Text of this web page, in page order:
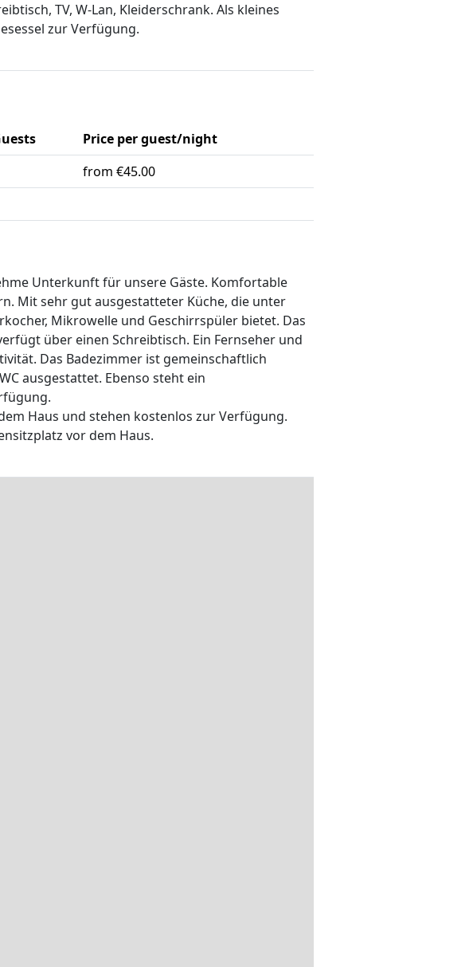
TV, W-Lan, Kleiderschrank. Als kleines
zur Verfügung.
Price per guest/night
from €45.00
Unterkunft für unsere Gäste. Komfortable
Mit sehr gut ausgestatteter Küche, die unter
Mikrowelle und Geschirrspüler bietet. Das
über einen Schreibtisch. Ein Fernseher und
Das Badezimmer ist gemeinschaftlich
ausgestattet. Ebenso steht ein
Haus und stehen kostenlos zur Verfügung.
vor dem Haus.